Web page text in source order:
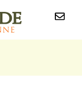
sur